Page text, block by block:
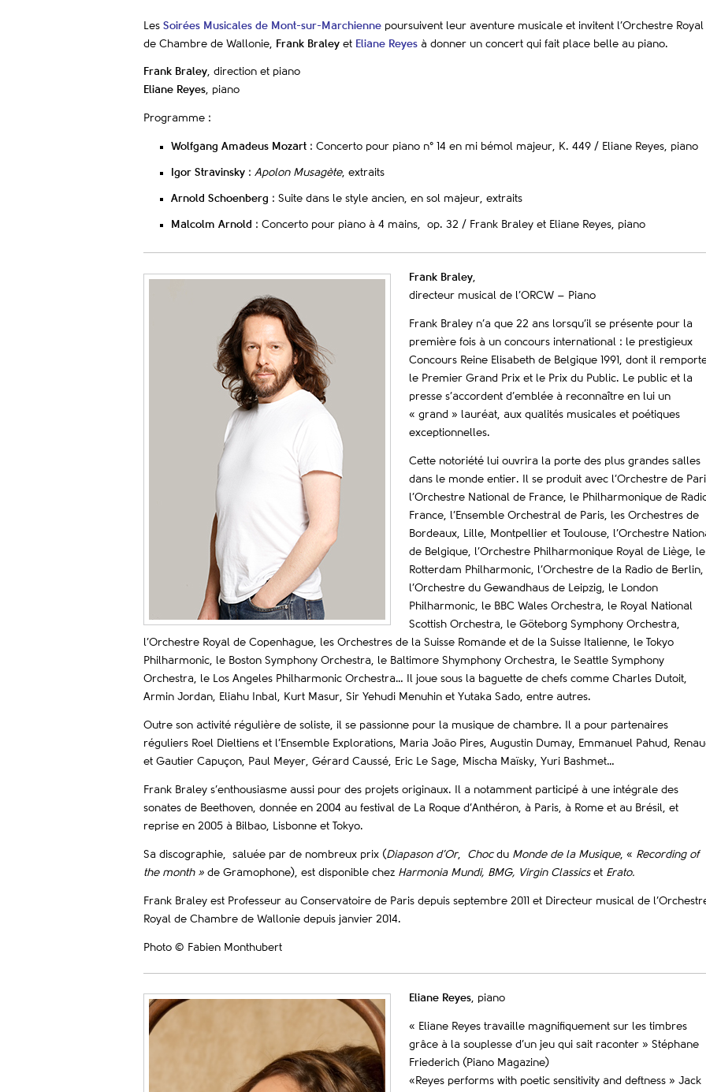
Les Soirées Musicales de Mont-sur-Marchienne poursuivent leur aventure musicale et invitent l’Orchestre Royal
de Chambre de Wallonie,
Frank Braley et Eliane Reyes à donner un concert qui fait place belle au piano.
Frank Braley, direction et piano
Eliane Reyes, piano
Programme :
Wolfgang Amadeus Mozart : Concerto pour piano n° 14 en mi bémol majeur, K. 449 / Eliane Reyes, piano
Igor Stravinsky : Apolon Musagète, extraits
Arnold Schoenberg : Suite dans le style ancien, en sol majeur, extraits
Malcolm Arnold : Concerto pour piano à 4 mains, op. 32 / Frank Braley et Eliane Reyes, piano
Frank Braley,
directeur musical de l’ORCW – Piano
Frank Braley n’a que 22 ans lorsqu’il se présente pour la
première fois à un concours international : le prestigieux
Concours Reine Elisabeth de Belgique 1991, dont il
le Premier Grand Prix et le Prix du Public. Le public et la
presse s’accordent d’emblée à reconnaître en lui un
« grand » lauréat, aux qualités musicales et poétiques
exceptionnelles.
Cette notoriété lui ouvrira la porte des plus grandes salles
dans le monde entier. Il se produit avec l’Orchestre de
l’Orchestre National de France, le Philharmonique de
France, l’Ensemble Orchestral de Paris, les Orchestres de
Bordeaux, Lille, Montpellier et Toulouse, l’Orchestre
de Belgique, l’Orchestre Philharmonique Royal de Liège, le
Rotterdam Philharmonic, l’Orchestre de la Radio de Berlin,
l’Orchestre du Gewandhaus de Leipzig, le London
Philharmonic, le BBC Wales Orchestra, le Royal National
Scottish Orchestra, le Göteborg Symphony Orchestra,
l’Orchestre Royal de Copenhague, les Orchestres de la Suisse Romande et de la Suisse Italienne, le Tokyo
Philharmonic, le Boston Symphony Orchestra, le Baltimore Shymphony Orchestra, le Seattle Symphony
Orchestra, le Los Angeles Philharmonic Orchestra… Il joue sous la baguette de chefs comme Charles Dutoit,
Armin Jordan, Eliahu Inbal, Kurt Masur, Sir Yehudi Menuhin et Yutaka Sado, entre autres.
Outre son activité régulière de soliste, il se passionne pour la musique de chambre. Il a pour partenaires
réguliers Roel Dieltiens et l’Ensemble Explorations, Maria João Pires, Augustin Dumay, Emmanuel Pahud,
et Gautier Capuçon, Paul Meyer, Gérard Caussé, Eric Le Sage, Mischa Maïsky, Yuri Bashmet…
Frank Braley s’enthousiasme aussi pour des projets originaux. Il a notamment participé à une intégrale des
sonates de Beethoven, donnée en 2004 au festival de La Roque d’Anthéron, à Paris, à Rome et au Brésil, et
reprise en 2005 à Bilbao, Lisbonne et Tokyo.
Sa discographie, saluée par de nombreux prix (Diapason d’Or, Chocdu Monde de la Musique, « Recording of
the month » de Gramophone), est disponible chez Harmonia Mundi, BMG, Virgin Classics et Erato.
Frank Braley est Professeur au Conservatoire de Paris depuis septembre 2011 et Directeur musical de
Royal de Chambre de Wallonie depuis janvier 2014.
Photo © Fabien Monthubert
Eliane Reyes, piano
« Eliane Reyes travaille magnifiquement sur les timbres
grâce à la souplesse d’un jeu qui sait raconter » Stéphane
Friederich (Piano Magazine)
«Reyes performs with poetic sensitivity and deftness » Jack